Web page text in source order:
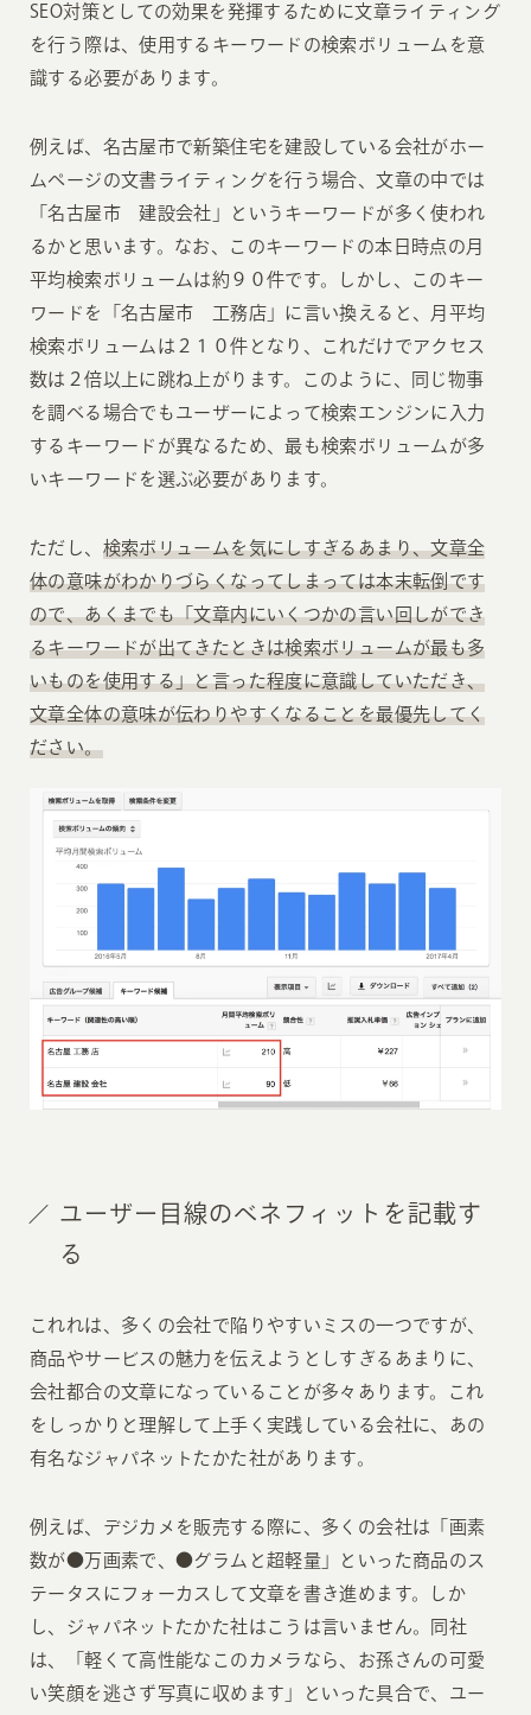
SEO対策としての効果を発揮するために文章ライティング
を行う際は、使用するキーワードの検索ボリュームを意
識する必要があります。
例えば、名古屋市で新築住宅を建設している会社がホー
ムページの文書ライティングを行う場合、文章の中では
「名古屋市 建設会社」というキーワードが多く使われ
るかと思います。なお、このキーワードの本日時点の月
平均検索ボリュームは約９０件です。しかし、このキー
ワードを「名古屋市 工務店」に言い換えると、月平均
検索ボリュームは２１０件となり、これだけでアクセス
数は２倍以上に跳ね上がります。このように、同じ物事
を調べる場合でもユーザーによって検索エンジンに入力
するキーワードが異なるため、最も検索ボリュームが多
いキーワードを選ぶ必要があります。
ただし、 検索ボリュームを気にしすぎるあまり、文章全
体の意味がわかりづらくなってしまっては本末転倒です
ので、あくまでも「文章内にいくつかの言い回しができ
るキーワードが出てきたときは検索ボリュームが最も多
いものを使用する」と言った程度に意識していただき、
文章全体の意味が伝わりやすくなることを最優先してく
ださい。
ユーザー目線のベネフィットを記載す
る
これれは、多くの会社で陥りやすいミスの一つですが、
商品やサービスの魅力を伝えようとしすぎるあまりに、
会社都合の文章になっていることが多々あります。これ
をしっかりと理解して上手く実践している会社に、あの
有名なジャパネットたかた社があります。
例えば、デジカメを販売する際に、多くの会社は「画素
数が●万画素で、●グラムと超軽量」といった商品のス
テータスにフォーカスして文章を書き進めます。しか
し、ジャパネットたかた社はこうは言いません。同社
は、「軽くて高性能なこのカメラなら、お孫さんの可愛
い笑顔を逃さず写真に収めます」といった具合で、ユー